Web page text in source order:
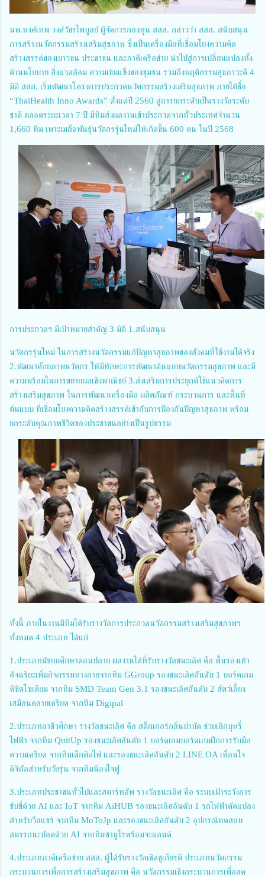
นพ.พงศ์เทพ วงศ์วัชรไพบูลย์ ผู้จัดการกองทุน สสส. กล่าวว่า สสส. สนับสนุน
การสร้างนวัตกรรมสร้างเสริมสุขภาพ ซึ่งเป็นเครื่องมือที่เชื่อมโยงความคิด
สร้างสรรค์ของเยาวชน ประชาชน และภาคีเครือข่าย นำไปสู่การเปลี่ยนแปลงทั้ง
ด้านนโยบาย สิ่งแวดล้อม ความเข้มแข็งของชุมชน รวมถึงพฤติกรรมสุขภาวะดี 4
มิติ สสส. เริ่มพัฒนาโครงการประกวดนวัตกรรมสร้างเสริมสุขภาพ ภายใต้ชื่อ
“ThaiHealth Inno Awards” ตั้งแต่ปี 2560 สู่การยกระดับเป็นรางวัลระดับ
ชาติ ตลอดระยะเวลา 7 ปี มีทีมส่งผลงานเข้าประกวดจากทั่วประเทศจำนวน
1,660 ทีม เพาะเมล็ดพันธุ์นวัตกรรุ่นใหม่ให้เกิดขึ้น 600 คน ในปี 2568
การประกวดฯ มีเป้าหมายสำคัญ 3 มิติ 1.สนับสนุน
นวัตกรรุ่นใหม่ ในการสร้างนวัตกรรมแก้ปัญหาสุขภาพของสังคมที่ใช้งานได้จริง
2.พัฒนาศักยภาพนวัตกร ให้มีทักษะการพัฒนาต้นแบบนวัตกรรมสุขภาพ และมี
ความพร้อมในการขยายผลเชิงพาณิชย์ 3.ส่งเสริมการประยุกต์ใช้แนวคิดการ
สร้างเสริมสุขภาพ ในการพัฒนาเครื่องมือ ผลิตภัณฑ์ กระบวนการ และพื้นที่
ต้นแบบ ที่เชื่อมโยงความคิดสร้างสรรค์เข้ากับการป้องกันปัญหาสุขภาพ พร้อม
ยกระดับคุณภาพชีวิตของประชาชนอย่างเป็นรูปธรรม
ทั้งนี้ ภายในงานมีทีมได้รับรางวัลการประกวดนวัตกรรมสร้างเสริมสุขภาพฯ
ทั้งหมด 4 ประเภท ได้แก่
1.ประเภทมัธยมศึกษาตอนปลาย ผลงานได้ที่รับรางวัลชนะเลิศ คือ พื้นรองเท้า
อัจฉริยะเพิ่มกิจกรรมทางกายจากทีม GGroup รองชนะเลิศอันดับ 1 บอร์ดเกม
พิชิตโซเดียม จากทีม SMD Team Gen 3.1 รองชนะเลิศอันดับ 2 สัตว์เลี้ยง
เสมือนคลายเครียด จากทีม Digipal
2.ประเภทอาชีวศึกษา รางวัลชนะเลิศ คือ สติ๊กเกอร์กลิ่นบำบัด ช่วยเลิกบุหรี่
ไฟฟ้า จากทีม QuitUp รองชนะเลิศอันดับ 1 บอร์ดเกมบอร์ดเกมฝึกการรับมือ
ความเครียด จากทีมเด็กติดไฟ และรองชนะเลิศอันดับ 2 LINE OA เพื่อนใจ
ดิจิทัลสำหรับวัยรุ่น จากทีมน้องใจฟู
3.ประเภทประชาชนทั่วไปและสตาร์ทอัพ รางวัลชนะเลิศ คือ ระบบเฝ้าระวังการ
ขับขี่ด้วย AI และ IoT จากทีม AiHUB รองชนะเลิศอันดับ 1 รถไฟฟ้าดัดแปลง
สำหรับวีลแชร์ จากทีม MoToJp และรองชนะเลิศอันดับ 2 อุปกรณ์ทดสอบ
สมรรถนะปอดด้วย AI จากทีมซามูไรพร้อมจะแลนด์
4.ประเภทภาคีเครือข่าย สสส. ผู้ได้รับรางวัลเชิดชูเกียรติ ประเภทนวัตกรรม
กระบวนการเพื่อการสร้างเสริมสุขภาพ คือ นวัตกรรมเชิงกระบวนการเพื่อลด